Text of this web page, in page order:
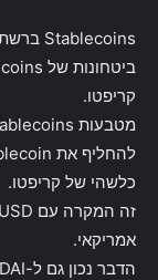
קריפטו.
כלשהי של קריפטו.
אמריקאי.